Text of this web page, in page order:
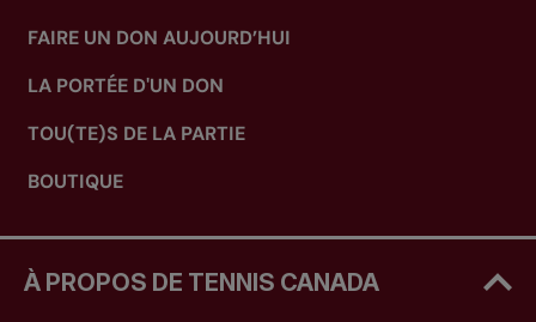
FAIRE UN DON AUJOURD’HUI
LA PORTÉE D'UN DON
TOU(TE)S DE LA PARTIE
BOUTIQUE
À PROPOS DE TENNIS CANADA